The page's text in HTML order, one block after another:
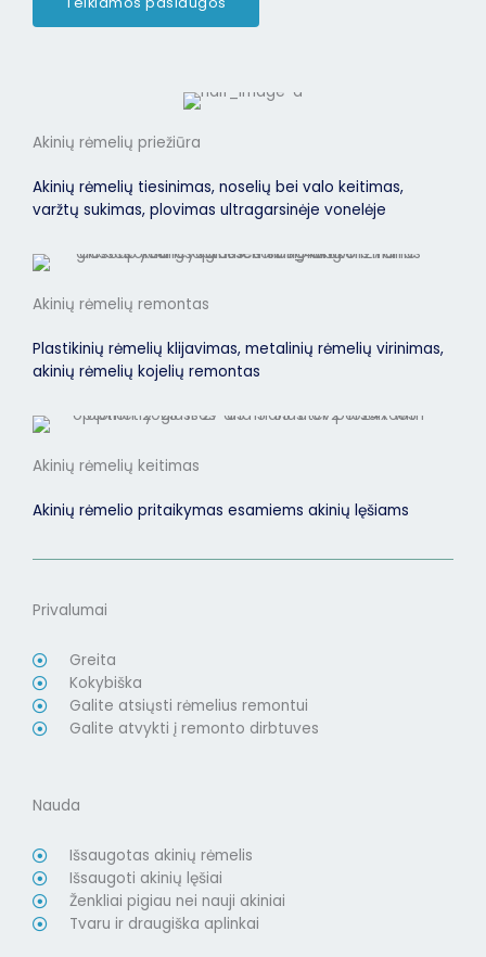
Akinių rėmelių priežiūra
Akinių rėmelių tiesinimas, noselių bei valo keitimas,
varžtų sukimas, plovimas ultragarsinėje vonelėje
Akinių rėmelių remontas
Plastikinių rėmelių klijavimas, metalinių rėmelių virinimas,
akinių rėmelių kojelių remontas
Akinių rėmelių keitimas
Akinių rėmelio pritaikymas esamiems akinių lęšiams
Privalumai
Greita
Kokybiška
Galite atsiųsti rėmelius remontui
Galite atvykti į remonto dirbtuves
Nauda
Išsaugotas akinių rėmelis
Išsaugoti akinių lęšiai
Ženkliai pigiau nei nauji akiniai
Tvaru ir draugiška aplinkai